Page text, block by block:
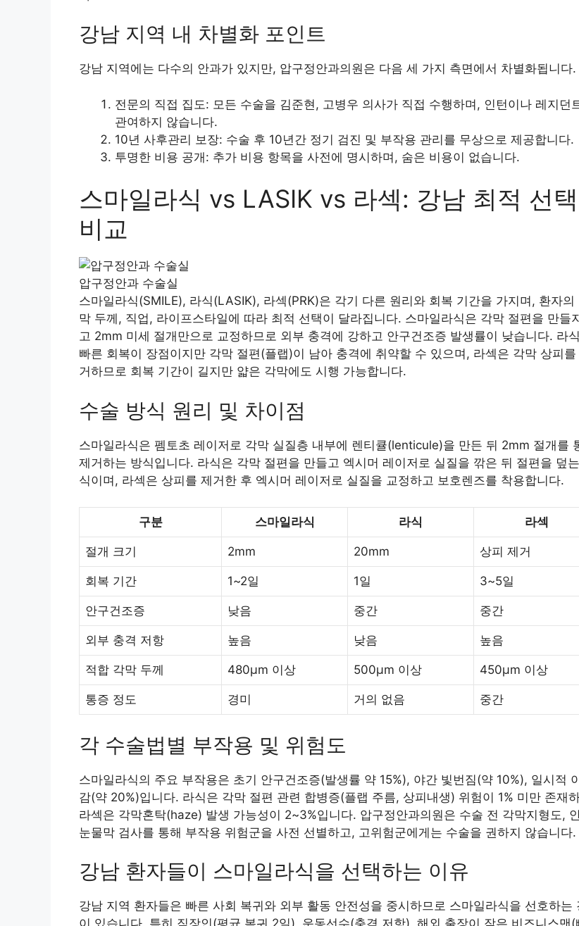
강남 지역 내 차별화 포인트
강남 지역에는 다수의 안과가 있지만, 압구정안과의원은 다음 세 가지 측면에서 차별화됩니다.
전문의 직접 집도: 모든 수술을 김준현, 고병우 의사가 직접 수행하며, 인턴이나 레지던
관여하지 않습니다.
10년 사후관리 보장: 수술 후 10년간 정기 검진 및 부작용 관리를 무상으로 제공합니다.
투명한 비용 공개: 추가 비용 항목을 사전에 명시하며, 숨은 비용이 없습니다.
스마일라식 vs LASIK vs 라섹: 강남 최적 선택
비교
압구정안과 수술실
스마일라식(SMILE), 라식(LASIK), 라섹(PRK)은 각기 다른 원리와 회복 기간을 가지며, 환자의
막 두께, 직업, 라이프스타일에 따라 최적 선택이 달라집니다. 스마일라식은 각막 절편을 만들
고 2mm 미세 절개만으로 교정하므로 외부 충격에 강하고 안구건조증 발생률이 낮습니다. 라
빠른 회복이 장점이지만 각막 절편(플랩)이 남아 충격에 취약할 수 있으며, 라섹은 각막 상피를
거하므로 회복 기간이 길지만 얇은 각막에도 시행 가능합니다.
수술 방식 원리 및 차이점
스마일라식은 펨토초 레이저로 각막 실질층 내부에 렌티큘(lenticule)을 만든 뒤 2mm 절개를
제거하는 방식입니다. 라식은 각막 절편을 만들고 엑시머 레이저로 실질을 깎은 뒤 절편을 덮
식이며, 라섹은 상피를 제거한 후 엑시머 레이저로 실질을 교정하고 보호렌즈를 착용합니다.
구분 스마일라식 라식 라섹
절개 크기 2mm 20mm 상피 제거
회복 기간 1~2일 1일 3~5일
안구건조증 낮음 중간 중간
외부 충격 저항 높음 낮음 높음
적합 각막 두께 480μm 이상 500μm 이상 450μm 이상
통증 정도 경미 거의 없음 중간
각 수술법별 부작용 및 위험도
스마일라식의 주요 부작용은 초기 안구건조증(발생률 약 15%), 야간 빛번짐(약 10%), 일시적
감(약 20%)입니다. 라식은 각막 절편 관련 합병증(플랩 주름, 상피내생) 위험이 1% 미만 존재
라섹은 각막혼탁(haze) 발생 가능성이 2~3%입니다. 압구정안과의원은 수술 전 각막지형도,
눈물막 검사를 통해 부작용 위험군을 사전 선별하고, 고위험군에게는 수술을 권하지 않습니다.
강남 환자들이 스마일라식을 선택하는 이유
강남 지역 환자들은 빠른 사회 복귀와 외부 활동 안전성을 중시하므로 스마일라식을 선호하는